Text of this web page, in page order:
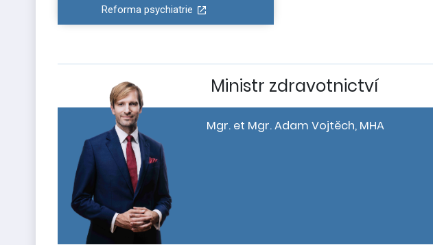
Reforma psychiatrie
Ministr zdravotnictví
Mgr. et Mgr. Adam Vojtěch, MHA